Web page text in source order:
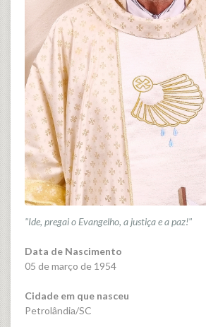
"Ide, pregai o Evangelho, a justiça e a paz!"
Data de Nascimento
05 de março de 1954
Cidade em que nasceu
Petrolândia/SC